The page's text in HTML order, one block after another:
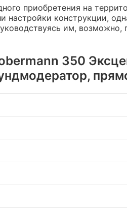
приобретения на
конструкции,
им, возможно,
350